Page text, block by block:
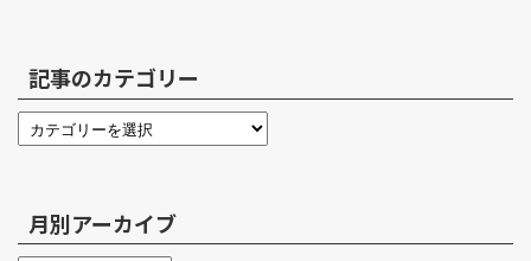
記事のカテゴリー
月別アーカイブ